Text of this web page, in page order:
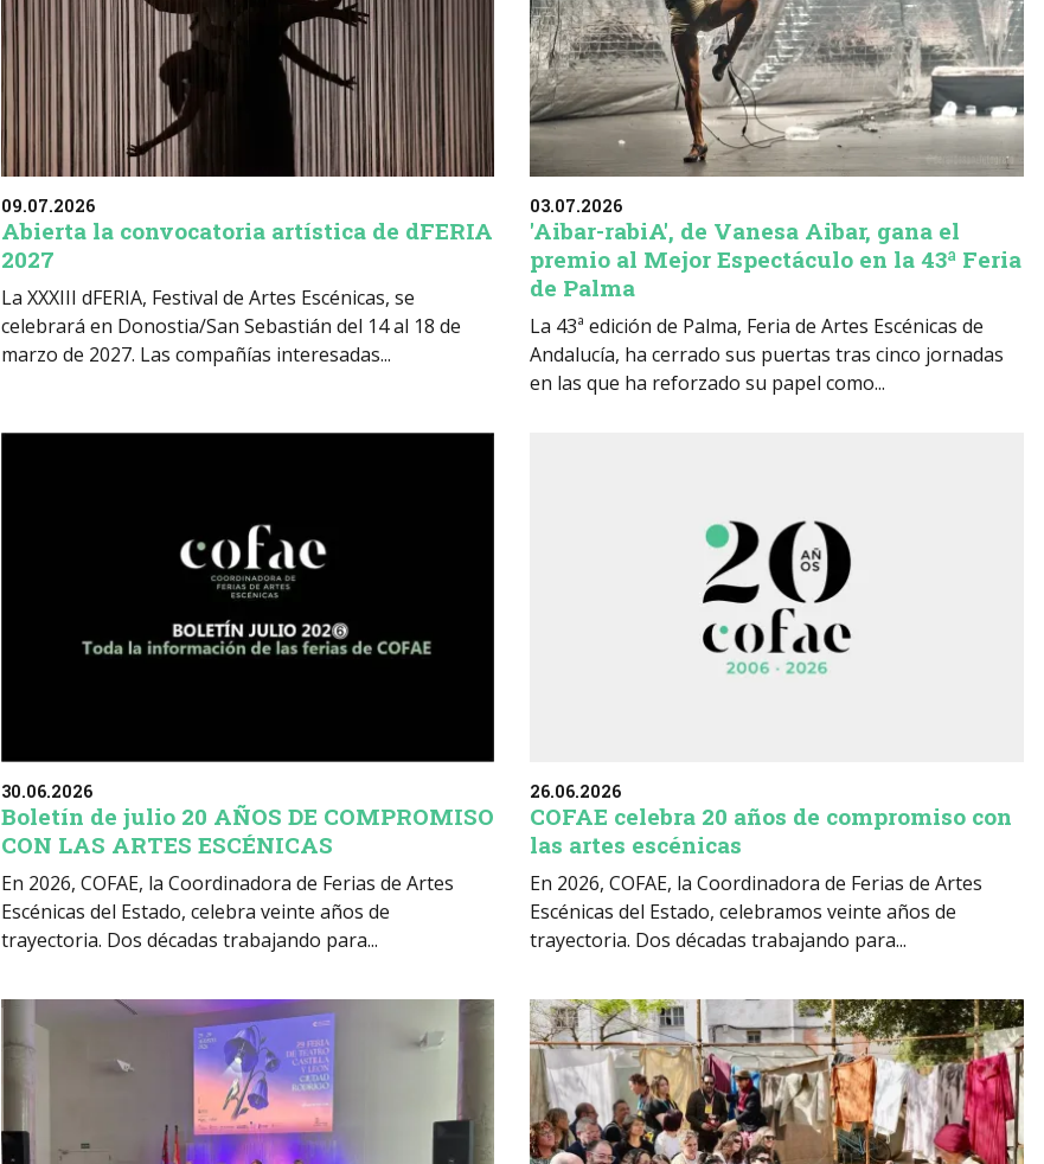
09.07.2026
Abierta la convocatoria artística de dFERIA
2027
La XXXIII dFERIA, Festival de Artes Escénicas, se
celebrará en Donostia/San Sebastián del 14 al 18 de
marzo de 2027. Las compañías interesadas...
03.07.2026
'Aibar-rabiA', de Vanesa Aibar, gana el
premio al Mejor Espectáculo en la 43ª Feria
de Palma
La 43ª edición de Palma, Feria de Artes Escénicas de
Andalucía, ha cerrado sus puertas tras cinco jornadas
en las que ha reforzado su papel como...
30.06.2026
Boletín de julio 20 AÑOS DE COMPROMISO
CON LAS ARTES ESCÉNICAS
En 2026, COFAE, la Coordinadora de Ferias de Artes
Escénicas del Estado, celebra veinte años de
trayectoria. Dos décadas trabajando para...
26.06.2026
COFAE celebra 20 años de compromiso con
las artes escénicas
En 2026, COFAE, la Coordinadora de Ferias de Artes
Escénicas del Estado, celebramos veinte años de
trayectoria. Dos décadas trabajando para...